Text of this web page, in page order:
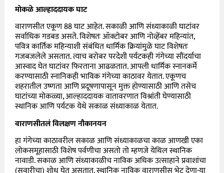
मोकळे आल्हाददायक घाट
वाराणसीत एकूण 88 घाट आहेत. सकाळी आणि संध्याकाळी घाटांवर
सर्वाधिक गडबड असते. विशेषतः ऑक्टोबर आणि नोव्हेंबर महिन्यांत,
पवित्र कार्तिक महिन्याशी संबंधित धार्मिक क्रियांमुळे घाट विशेषतः
गजबजलेले असतात. त्याच बरोबर परदेशी पर्यटकही गंगेच्या सौंदर्याचा
आस्वाद घेत घाटांवर फिरताना आढळतात. आपली धार्मिक स्नानकर्मे
करण्यासाठी स्नानिकही भाविक गंगेच्या काठावर येतात. एकूणच
शहरातील उष्णता आणि प्रदूषणापासून मुक्त होण्यासाठी आणि तसेच
घाटांच्या मोकळ्या, आल्हाददायक वातावरणात विश्रांती घेण्यासाठी
स्थानिक आणि पर्यटक येथे सकाळ संध्याकाळ येतात.
वाराणसीतलं विलक्षण नौकानयन
हा गंगेच्या काठावरील सकाळ आणि संध्याकाळचा काळ आणखी एका
लोकसमूहासाठी विशेष पर्वणीचा असतो तो म्हणजे येथिल स्थानिक
नावाडी. सकाळ आणि संध्याकाळीच नाविक अधिक उत्साहाने प्रवाशांचा